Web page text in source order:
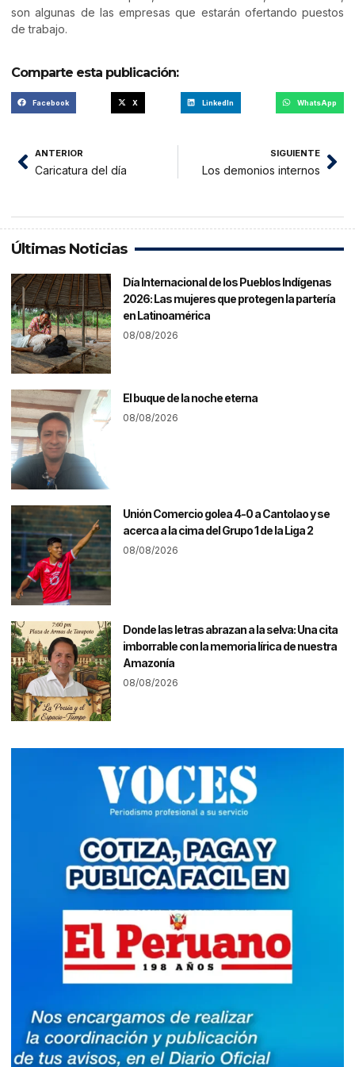
son algunas de las empresas que estarán ofertando puestos
de trabajo.
Comparte esta publicación:
Facebook X LinkedIn WhatsApp
ANTERIOR
Caricatura del día
SIGUIENTE
Los demonios internos
Últimas Noticias
Día Internacional de los Pueblos Indígenas
2026: Las mujeres que protegen la partería
en Latinoamérica
08/08/2026
El buque de la noche eterna
08/08/2026
Unión Comercio golea 4-0 a Cantolao y se
acerca a la cima del Grupo 1 de la Liga 2
08/08/2026
Donde las letras abrazan a la selva: Una cita
imborrable con la memoria lírica de nuestra
Amazonía
08/08/2026